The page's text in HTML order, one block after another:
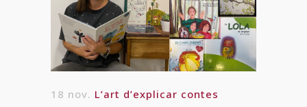
18 nov. L’art d’explicar contes